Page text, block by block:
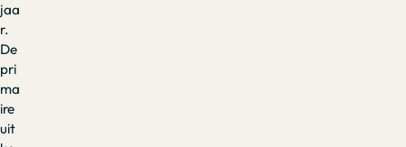
jaa
r.
De
pri
ma
ire
uit